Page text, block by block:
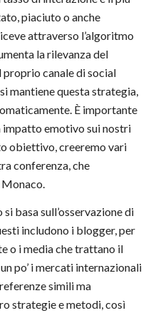
piaciuto o anche
attraverso l’algoritmo
la rilevanza del
proprio canale di social
mantiene questa strategia,
È importante
impatto emotivo sui nostri
obiettivo, creeremo vari
conferenza, che
basa sull’osservazione di
includono i blogger, per
o i media che trattano il
po’ i mercati internazionali
simili ma
strategie e metodi, così